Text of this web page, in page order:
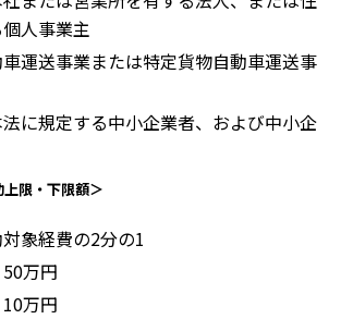
人事業主
運送事業または特定貨物自動車運送事
に規定する中小企業者、および中小企
限・下限額＞
象経費の2分の1
万円
万円